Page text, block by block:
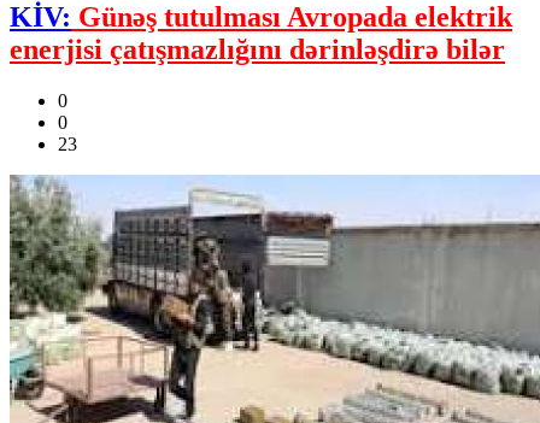
KİV: Günəş tutulması Avropada elektrik
enerjisi çatışmazlığını dərinləşdirə bilər
0
0
23